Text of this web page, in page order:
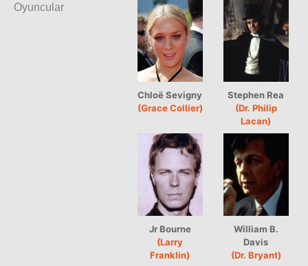
Oyuncular
Chloë Sevigny
(Grace Collier)
Stephen Rea
(Dr. Philip
Lacan)
Jr Bourne
(Larry
Franklin)
William B.
Davis
(Dr. Bryant)